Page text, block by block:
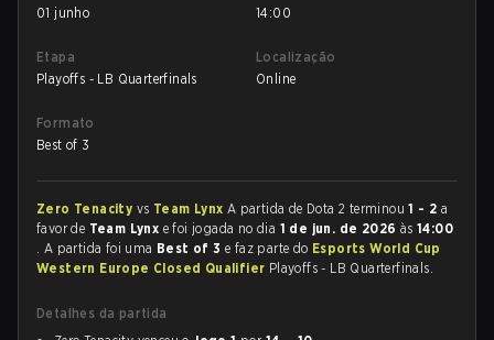
01 junho
14:00
Etapa
Playoffs - LB Quarterfinals
Localização
Online
Formato
Best of 3
Zero Tenacity vs Team Lynx A partida de Dota 2 terminou1 - 2 a
favor de Team Lynx e foi jogada no dia 1 de jun. de 2026 às14:00
. A partida foi uma Best of 3 e faz parte do Esports World Cup
Western Europe Closed Qualifier Playoffs - LB Quarterfinals.
Detalhes da partida